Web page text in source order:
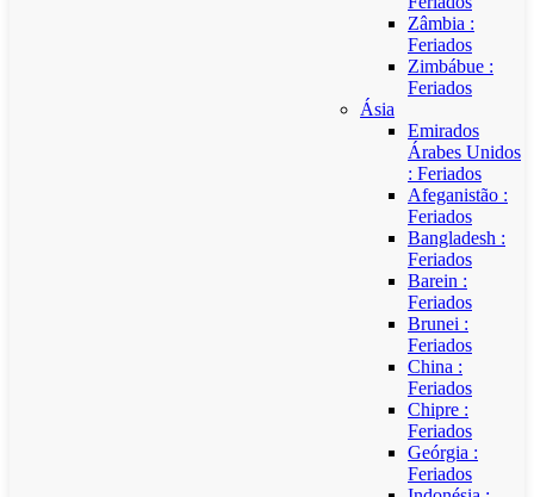
Zâmbia :
Feriados
Zimbábue :
Feriados
Ásia
Emirados
Árabes Unidos
: Feriados
Afeganistão :
Feriados
Bangladesh :
Feriados
Barein :
Feriados
Brunei :
Feriados
China :
Feriados
Chipre :
Feriados
Geórgia :
Feriados